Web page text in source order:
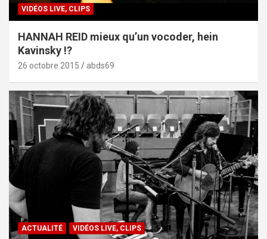
VIDÉOS LIVE, CLIPS
HANNAH REID mieux qu’un vocoder, hein
Kavinsky !?
26 octobre 2015 abds69
ACTUALITÉ VIDÉOS LIVE, CLIPS